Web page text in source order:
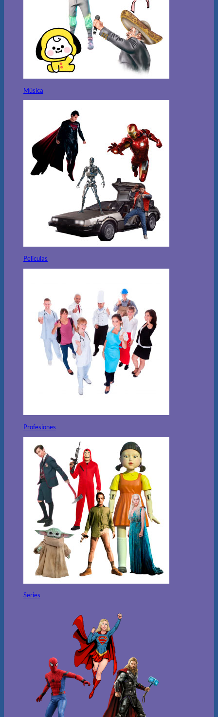
Música
Peliculas
Profesiones
Series